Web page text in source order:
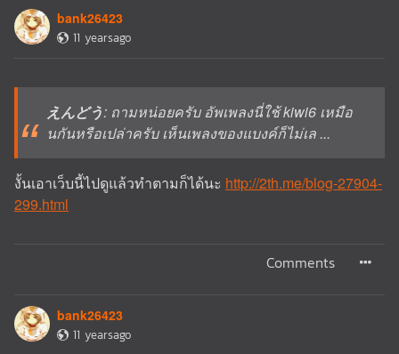
bank26423
11 yearsago
えんどう: ถามหน่อยครับ อัพเพลงนี่ใช้ kiwi6 เหมือ
นกันหรือเปล่าครับ เห็นเพลงของแบงค์ก็ไม่เล ...
งั้นเอาเว็บนี้ไปดูแล้วทำตามก็ได้นะ http://2th.me/blog-27904-
299.html
Comments
bank26423
11 yearsago